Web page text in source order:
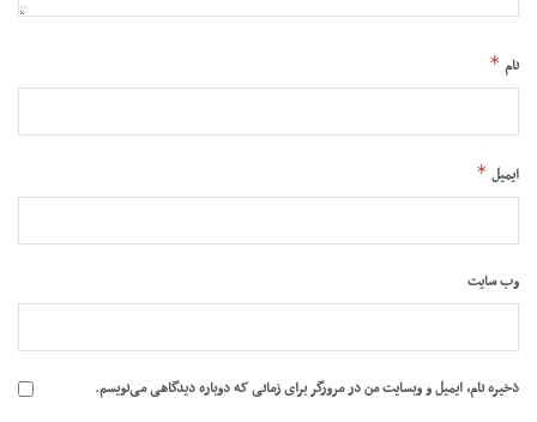
نام *
ایمیل *
وب‌ سایت
ذخیره نام، ایمیل و وبسایت من در مرورگر برای زمانی که دوباره دیدگاهی می‌نویسم.